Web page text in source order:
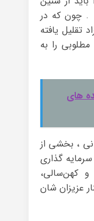
. چون که در
تقلیل یافته
مطلوبی را به
های
، بخشی از
گذاری
کهن‌سالی،
عزیزان شان